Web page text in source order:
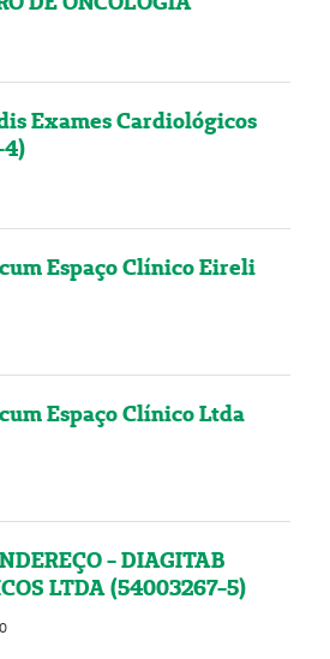
Exames Cardiológicos
4)
Espaço Clínico Eireli
Espaço Clínico Ltda
- DIAGITAB
LTDA (54003267-5)